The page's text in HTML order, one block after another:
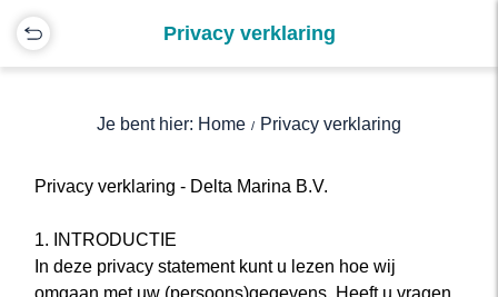
Privacy verklaring
Je bent hier: Home Privacy verklaring
Privacy verklaring - Delta Marina B.V.
1. INTRODUCTIE
In deze privacy statement kunt u lezen hoe wij
omgaan met uw (persoons)gegevens. Heeft u vragen